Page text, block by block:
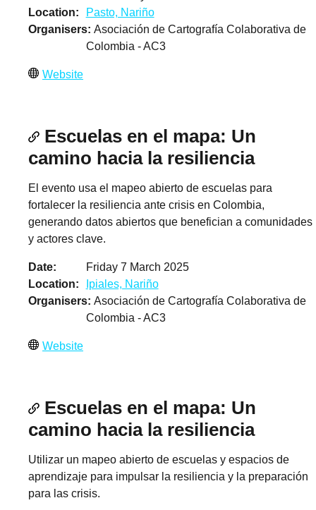
Location
Pasto, Nariño
Organisers Asociación de Cartografía Colaborativa de
Colombia - AC3
Website
Escuelas en el mapa: Un
camino hacia la resiliencia
El evento usa el mapeo abierto de escuelas para
fortalecer la resiliencia ante crisis en Colombia,
generando datos abiertos que benefician a comunidades
y actores clave.
Date
Friday 7 March 2025
Location
Ipiales, Nariño
Organisers Asociación de Cartografía Colaborativa de
Colombia - AC3
Website
Escuelas en el mapa: Un
camino hacia la resiliencia
Utilizar un mapeo abierto de escuelas y espacios de
aprendizaje para impulsar la resiliencia y la preparación
para las crisis.